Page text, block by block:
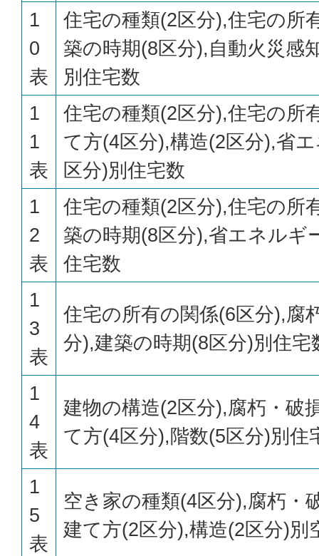
1
0
表
住宅の種類(2区分),住宅の所
築の時期(8区分),自動火災感
別住宅数
1
1
表
住宅の種類(2区分),住宅の所
て方(4区分),構造(2区分),省
区分)別住宅数
1
2
表
住宅の種類(2区分),住宅の所
築の時期(8区分),省エネルギ
住宅数
1
3
表
住宅の所有の関係(6区分),腐
分),建築の時期(8区分)別住宅
1
4
表
建物の構造(2区分),腐朽・破
て方(4区分),階数(5区分)別住
1
5
表
空き家の種類(4区分),腐朽・
建て方(2区分),構造(2区分)別